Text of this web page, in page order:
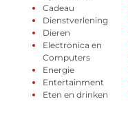
Cadeau
Dienstverlening
Dieren
Electronica en
Computers
Energie
Entertainment
Eten en drinken